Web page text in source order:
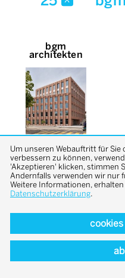
bgm
architekten
Um unseren Webauftritt für
verbessern zu können,
'Akzeptieren' klicken, stimmen
Andernfalls verwenden wir nur
Weitere Informationen,
Datenschutzerklärung.